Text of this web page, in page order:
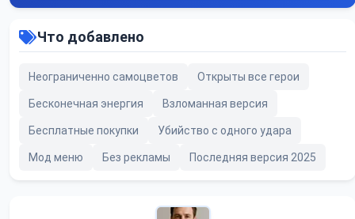
Что добавлено
Неограниченно самоцветов Открыты все герои
Бесконечная энергия Взломанная версия
Бесплатные покупки Убийство с одного удара
Мод меню Без рекламы Последняя версия 2025